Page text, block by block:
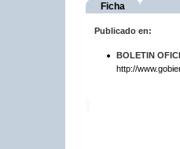
Ficha
Publicado en:
BOLETIN
http://